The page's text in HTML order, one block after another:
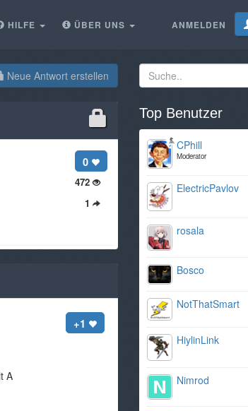
ANMELDEN
HILFE ÜBER UNS
Neue Antwort erstellen
0
472
1
+1
A
Top Benutzer
CPhill
Moderator
ElectricPavlov
rosala
Bosco
NotThatSmart
HiylinLink
Nimrod